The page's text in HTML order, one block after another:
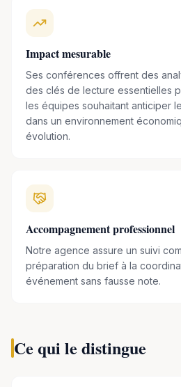
Philippe Moati partage son
et leur accessibilité, permettant à
les enjeux des transformations
contributeur régulier dans les
éclairage d'expert sur l'actualité
conséquences. Il offre des clés de
évolution, aidant ainsi les
individus à mieux comprendre leur
Conférencier recherché, Philippe
Ses interventions sont une
stratégique, offrant des pistes
Impact mesurable
Ses conférences offrent des
des clés de lecture essentielles
les équipes souhaitant anticiper
dans un environnement
évolution.
Accompagnement professionnel
Notre agence assure un suivi
préparation du brief à la
événement sans fausse note.
Ce qui le distingue